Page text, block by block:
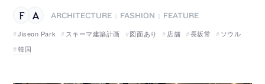
ARCHITECTURE FASHION
FEATURE
Jiseon Park
スキーマ建築計画 図面あり 店舗 長坂常
ソウル
韓国